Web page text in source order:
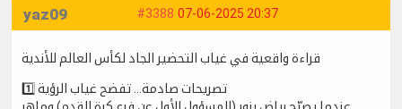
#3388 07-06-2025 20:37
yaz09
قراءة واقعية في غياب التحضير الجاد لكأس العالم للأندية
1️⃣ تصريحات صادمة… تفضح غياب الرؤية
عندما يصرّح رياض بنور (المسؤول الأول عن فرع كرة القدم) وماهر